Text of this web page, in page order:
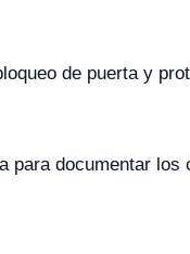
de puerta y
para documentar